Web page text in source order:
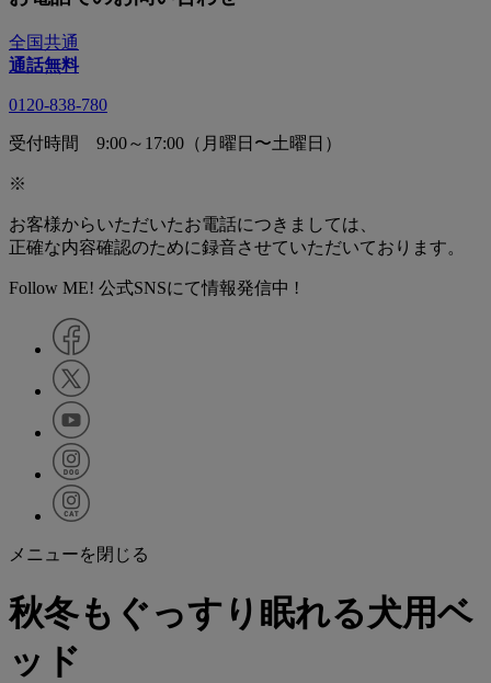
全国共通
通話無料
0120-838-780
受付時間 9:00～17:00（月曜日〜土曜日）
※
お客様からいただいたお電話につきましては、
正確な内容確認のために録音させていただいております。
Follow ME! 公式SNSにて情報発信中 !
メニューを閉じる
秋冬もぐっすり眠れる犬用ベ
ッド